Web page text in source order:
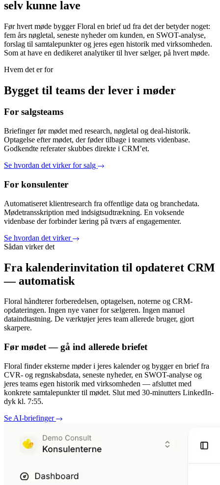
selv kunne lave
Før hvert møde bygger Floral en brief ud fra det der betyder noget:
fem års nøgletal, seneste nyheder om kunden, en SWOT-analyse,
forslag til samtalepunkter og jeres egen historik med virksomheden.
Som at have en dedikeret analytiker til hver sælger, på hvert møde.
Hvem det er for
Bygget til teams der lever i møder
For salgsteams
Briefinger før mødet med research, nøgletal og deal-historik.
Optagelse efter mødet, der føder tilbage i teamets videnbase.
Godkendte referater skubbes direkte i CRM’et.
Se hvordan det virker for salg
For konsulenter
Automatiseret klientresearch fra offentlige data og branchedata.
Mødetransskription med indsigtsudtrækning. En voksende
videnbase der forbinder læring på tværs af engagementer.
Se hvordan det virker
Sådan virker det
Fra kalenderinvitation til opdateret CRM
— automatisk
Floral håndterer forberedelsen, optagelsen, noterne og CRM-
opdateringen. Ingen nye vaner for sælgeren. Ingen manuel
dataindtastning. De værktøjer jeres team allerede bruger, gjort
skarpere.
Før mødet — gå ind allerede briefet
Floral finder eksterne møder i jeres kalender og bygger en brief fra
CVR- og regnskabsdata, seneste nyheder, en SWOT-analyse og
jeres teams egen historik med virksomheden — afsluttet med
konkrete samtalepunkter til mødet. Slut med 30-minutters LinkedIn-
dyk kl. 7:55.
Se AI-briefinger